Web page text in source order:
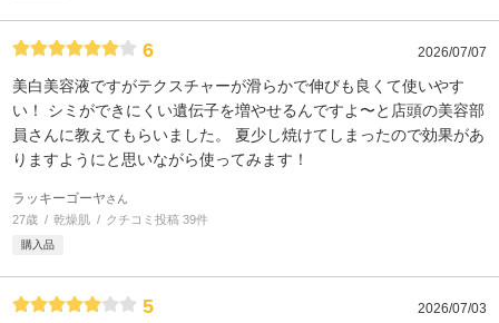
6 2026/07/07
美白美容液ですがテクスチャーが滑らかで伸びも良くて使いやす
い！ シミができにくい遺伝子を増やせるんですよ〜と店頭の美容部
員さんに教えてもらいました。 夏少し焼けてしまったので効果があ
りますようにと思いながら使ってみます！
ラッキーゴーヤさん
27歳 乾燥肌 クチコミ投稿 39件
購入品
5 2026/07/03